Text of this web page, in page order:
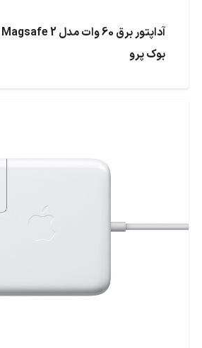
بوک پرو